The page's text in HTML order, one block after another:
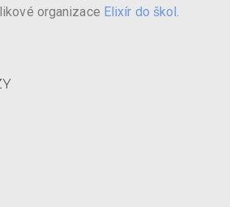
organizace Elixír do škol